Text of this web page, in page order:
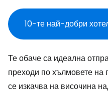
10-те най-добри
Те обаче са идеална
преходи по хълмовете на
се изкачва на височина